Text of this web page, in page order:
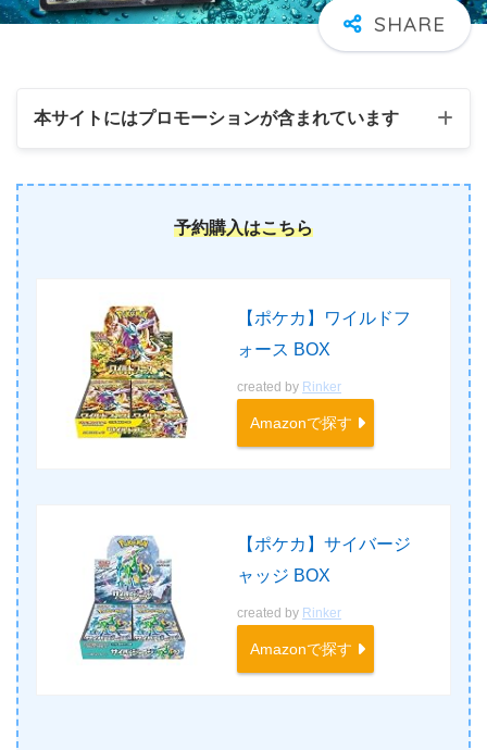
本サイトにはプロモーションが含まれています
予約購入はこちら
【ポケカ】ワイルドフ
ォース BOX
created by Rinker
Amazonで探す
【ポケカ】サイバージ
ャッジ BOX
created by Rinker
Amazonで探す